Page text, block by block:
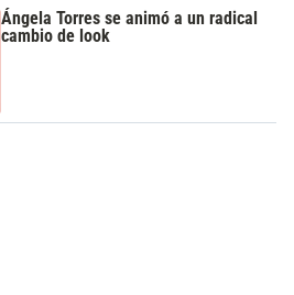
Ángela Torres se animó a un radical
cambio de look